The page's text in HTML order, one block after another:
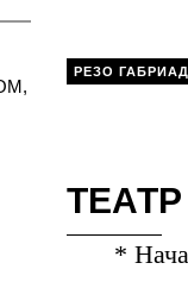
РЕЗО
*